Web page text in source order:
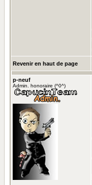
Revenir en haut de page
p-neuf
Admin. honoraire (^0^)